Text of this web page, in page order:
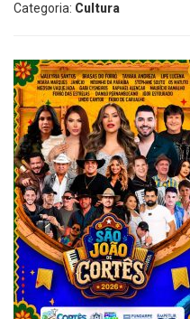
Categoria: Cultura